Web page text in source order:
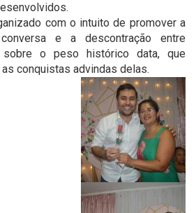
com o intuito de promover a
e a descontração entre
sobre o peso histórico data, que
conquistas advindas delas.